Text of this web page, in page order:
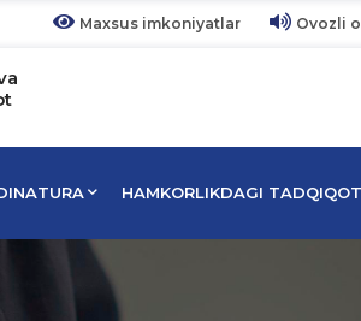
Maxsus imkoniyatlar Ovozli
HAMKORLIKDAGI